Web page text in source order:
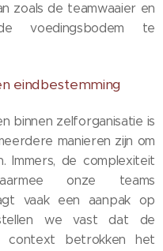
zoals de teamwaaier en
voedingsbodem te
eindbestemming
binnen zelforganisatie is
manieren zijn om
Immers, de complexiteit
onze teams
vaak een aanpak op
we vast dat de
betrokken het